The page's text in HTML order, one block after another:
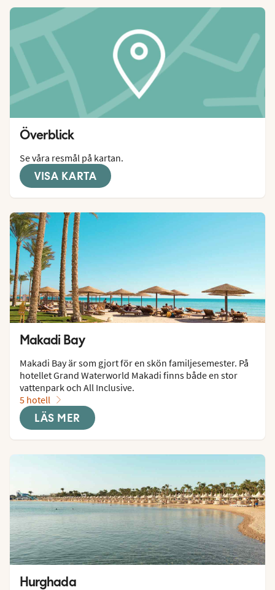
Överblick
Se våra resmål på kartan.
VISA KARTA
Makadi Bay
Makadi Bay är som gjort för en skön familjesemester. På
hotellet Grand Waterworld Makadi finns både en stor
vattenpark och All Inclusive.
5 hotell
LÄS MER
Hurghada